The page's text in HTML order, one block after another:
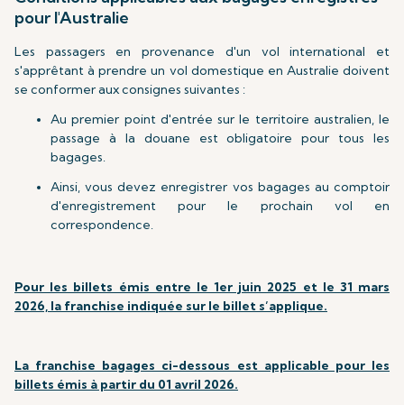
pour l'Australie
Les passagers en provenance d'un vol international et
s'apprêtant à prendre un vol domestique en Australie doivent
se conformer aux consignes suivantes :
Au premier point d'entrée sur le territoire australien, le
passage à la douane est obligatoire pour tous les
bagages.
Ainsi, vous devez enregistrer vos bagages au comptoir
d'enregistrement pour le prochain vol en
correspondence.
Pour les billets émis entre le 1er juin 2025 et le 31 mars
2026, la franchise indiquée sur le billet s’applique.
La franchise bagages ci-dessous est applicable pour les
billets émis à partir du 01 avril 2026.